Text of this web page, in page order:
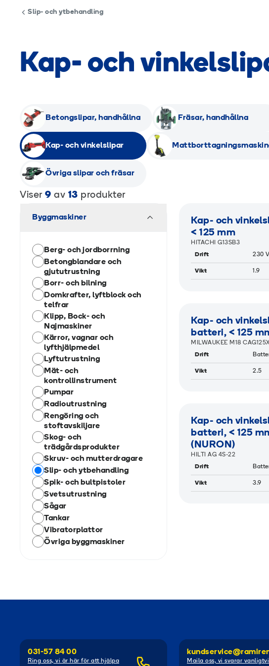
Slip- och ytbehandling
Kap- och
Betongslipar, handhållna Fräsar, handhållna
Kap- och vinkelslipar
Övriga slipar och fräsar
Viser 9 av 13 produkter
Byggmaskiner
Berg- och jordborrning
Betongblandare och
gjututrustning
Borr- och bilning
Domkrafter, lyftblock och
telfrar
Klipp, Bock- och
Najmaskiner
Kärror, vagnar och
lyfthjälpmedel
Lyftutrustning
Mät- och
kontrollinstrument
Pumpar
Radioutrustning
Rengöring och
stoftavskiljare
Skog- och
trädgårdsprodukter
Skruv- och mutterdragare
Slip- och ytbehandling
Spik- och bultpistoler
Svetsutrustning
Sågar
Tankar
Vibratorplattor
Övriga byggmaskiner
Kap- och
< 125 mm
HITACHI G13SB3
Drift
230 V
Vikt 1.9
Kap- och
batteri, < 125
MILWAUKEE M18
Drift
Vikt 2.5
Kap- och
batteri, < 125
(NURON)
HILTI AG 4S-22
Drift
Vikt 3.9
031-57 84 00
Ring oss, vi är här för att hjälpa Maila oss, vi svarar